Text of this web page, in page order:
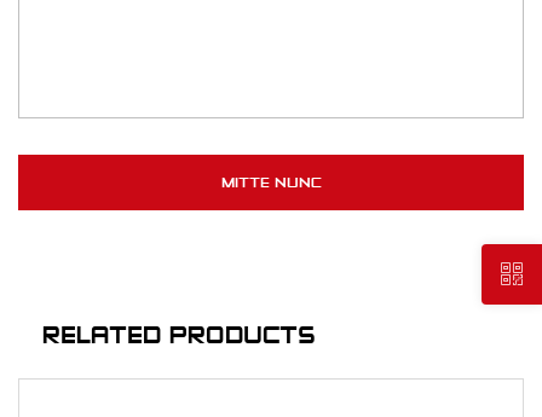
RELATED PRODUCTS